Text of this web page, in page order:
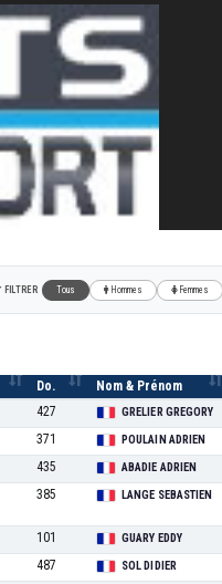
La Périgordine
FILTRER Tous Hommes Femmes
Do.
Nom & Prénom
427 GRELIER GREGORY
371 POULAIN ADRIEN
435 ABADIE ADRIEN
385 LANGE SEBASTIEN
101 GUARY EDDY
487 SOL DIDIER